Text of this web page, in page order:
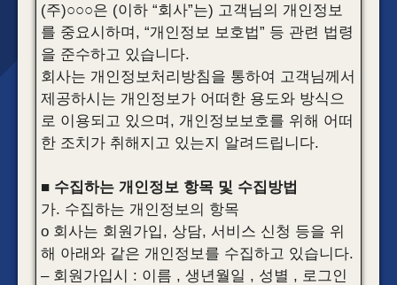
(주)○○○은 (이하 “회사”는) 고객님의 개인정보
를 중요시하며, “개인정보 보호법” 등 관련 법령
을 준수하고 있습니다.
회사는 개인정보처리방침을 통하여 고객님께서
제공하시는 개인정보가 어떠한 용도와 방식으
로 이용되고 있으며, 개인정보보호를 위해 어떠
한 조치가 취해지고 있는지 알려드립니다.
■ 수집하는 개인정보 항목 및 수집방법
가. 수집하는 개인정보의 항목
o 회사는 회원가입, 상담, 서비스 신청 등을 위
해 아래와 같은 개인정보를 수집하고 있습니다.
– 회원가입시 : 이름 , 생년월일 , 성별 , 로그인